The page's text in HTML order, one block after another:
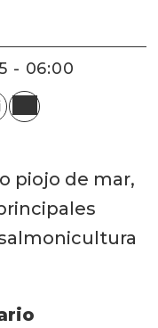
- 06:00
piojo de mar,